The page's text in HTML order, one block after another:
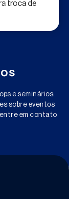
troca de
e seminários.
sobre eventos
em contato